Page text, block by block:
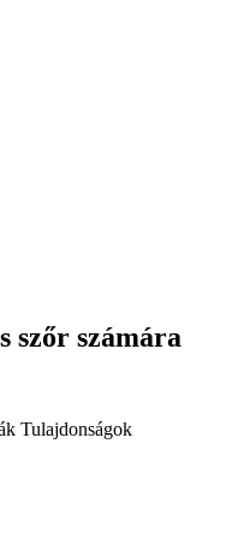
szőr számára
Tulajdonságok